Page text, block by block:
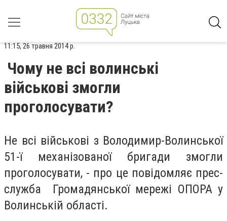
11:15, 26 травня 2014 р.
Чому не всі волинські
військові змогли
проголосувати?
Не всі військові з Володимир-Волинської
51-ї механізованої бригади змогли
проголосувати, - про це повідомляє прес-
служба Громадянської мережі ОПОРА у
Волинській області.